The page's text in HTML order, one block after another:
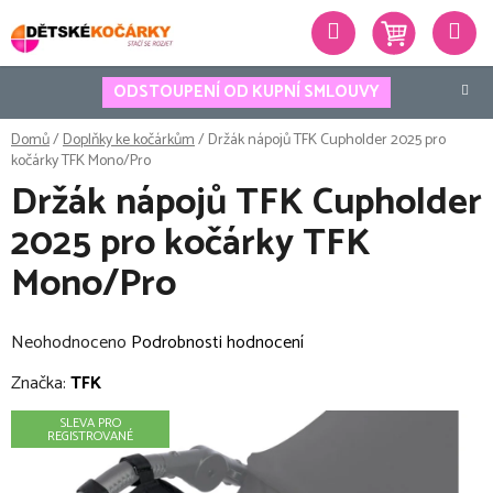
na
obsah
ODSTOUPENÍ OD KUPNÍ SMLOUVY
Hledat
Domů/Doplňky ke kočárkům/Držák nápojů TFK Cupholder 2025 pro
kočárky TFK Mono/Pro
Držák nápojů TFK Cupholder
2025 pro kočárky TFK
Mono/Pro
Průměrné
hodnocení
Neohodnoceno Podrobnosti hodnocení
Značka:TFK
SLEVA PRO
REGISTROVANÉ